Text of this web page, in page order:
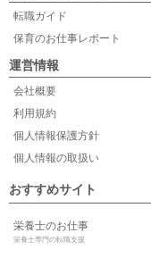
転職ガイド
保育のお仕事レポート
運営情報
会社概要
利用規約
個人情報保護方針
個人情報の取扱い
おすすめサイト
栄養士のお仕事
栄養士専門の転職支援